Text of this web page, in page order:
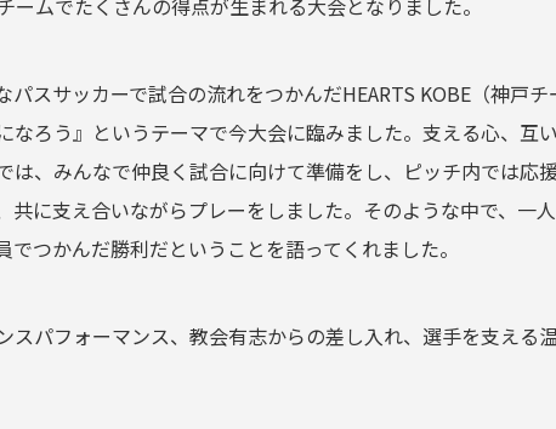
ムでたくさんの得点が生まれる大会となりました。
スサッカーで試合の流れをつかんだHEARTS KOBE（神戸
なろう』というテーマで今大会に臨みました。支える心、互
は、みんなで仲良く試合に向けて準備をし、ピッチ内では応
に支え合いながらプレーをしました。そのような中で、一
つかんだ勝利だということを語ってくれました。
スパフォーマンス、教会有志からの差し入れ、選手を支える